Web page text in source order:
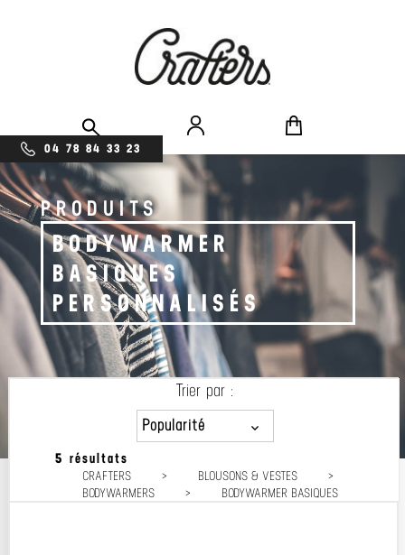
04 78 84 33 23
PRODUITS
BODYWARMER
BASIQUES
PERSONNALISÉS
5 résultats
CRAFTERS > BLOUSONS & VESTES
>
BODYWARMERS
> BODYWARMER BASIQUES
Trier par :
Popularité
Prix décroissant
Prix croissant